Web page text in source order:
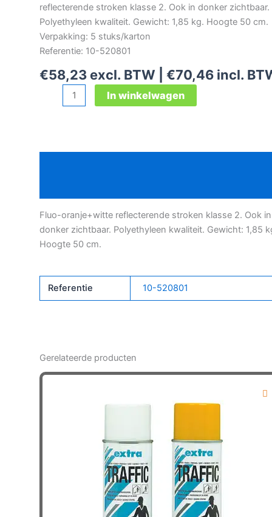
reflecterende stroken klasse 2. Ook in donker zichtbaar.
Polyethyleen kwaliteit. Gewicht: 1,85 kg. Hoogte 50 cm.
Verpakking: 5 stuks/karton
Referentie: 10-520801
€58,23 excl. BTW | €70,46 incl.
Reflecterende
verkeerskegel
In winkelwagen
Fluo-oranje+witte reflecterende stroken klasse 2. Ook in
donker zichtbaar. Polyethyleen kwaliteit. Gewicht: 1,85
Hoogte 50 cm.
Referentie 10-520801
Gerelateerde producten